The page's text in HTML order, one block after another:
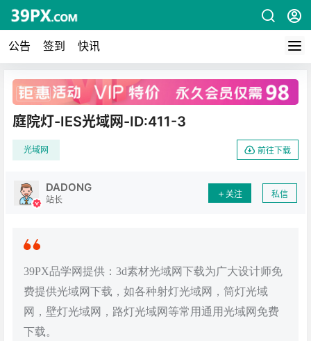
公告 签到 快讯
广告
庭院灯-IES光域网-ID:411-3
光域网 前往下载
DADONG
站长
关注 私信
39PX品学网提供：3d素材光域网下载为广大设计师免
费提供光域网下载，如各种射灯光域网，筒灯光域
网，壁灯光域网，路灯光域网等常用通用光域网免费
下载。